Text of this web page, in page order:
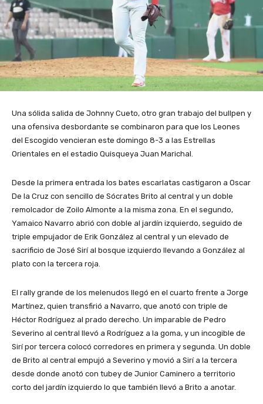
Una sólida salida de Johnny Cueto, otro gran trabajo del bullpen y
una ofensiva desbordante se combinaron para que los Leones
del Escogido vencieran este domingo 8-3 a las Estrellas
Orientales en el estadio Quisqueya Juan Marichal.
Desde la primera entrada los bates escarlatas castigaron a Oscar
De la Cruz con sencillo de Sócrates Brito al central y un doble
remolcador de Zoilo Almonte a la misma zona. En el segundo,
Yamaico Navarro abrió con doble al jardín izquierdo, seguido de
triple empujador de Erik González al central y un elevado de
sacrificio de José Sirí al bosque izquierdo llevando a González al
plato con la tercera roja.
El rally grande de los melenudos llegó en el cuarto frente a Jorge
Martínez, quien transfirió a Navarro, que anotó con triple de
Héctor Rodríguez al prado derecho. Un imparable de Pedro
Severino al central llevó a Rodríguez a la goma, y un incogible de
Sirí por tercera colocó corredores en primera y segunda. Un doble
de Brito al central empujó a Severino y movió a Sirí a la tercera
desde donde anotó con tubey de Junior Caminero a territorio
corto del jardín izquierdo lo que también llevó a Brito a anotar.